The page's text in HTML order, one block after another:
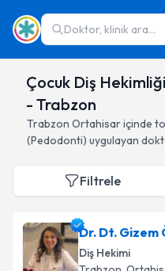
Doktor, klinik ara...
Çocuk Diş
- Trabzon
Trabzon Ortahisariçinde
(Pedodonti) uygulayan
Filtrele
Dr. Dt. Gizem
Diş Hekimi